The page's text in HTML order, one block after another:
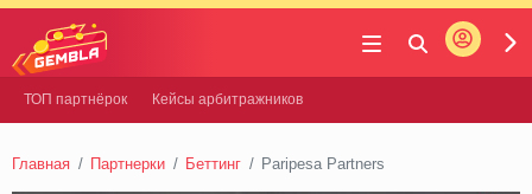
Gembla
Войти
ТОП партнёрок Кейсы арбитражников
Главная Партнерки Беттинг Paripesa Partners